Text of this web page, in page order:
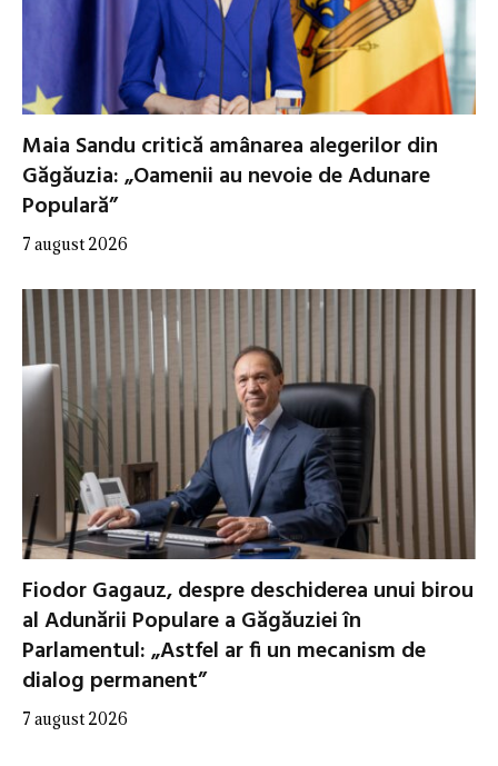
Maia Sandu critică amânarea alegerilor din
Găgăuzia: „Oamenii au nevoie de Adunare
Populară”
7 august 2026
Fiodor Gagauz, despre deschiderea unui birou
al Adunării Populare a Găgăuziei în
Parlamentul: „Astfel ar fi un mecanism de
dialog permanent”
7 august 2026